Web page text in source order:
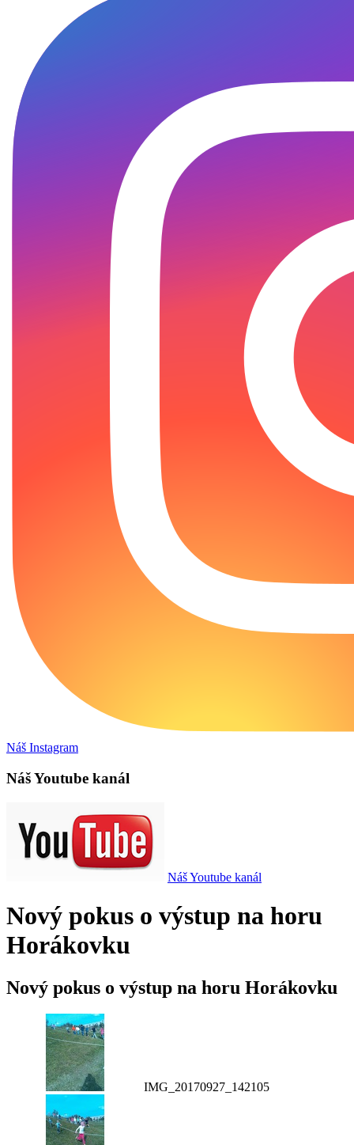
Náš Instagram
Náš Youtube kanál
Náš Youtube kanál
Nový pokus o výstup na horu
Horákovku
Nový pokus o výstup na horu Horákovku
IMG_20170927_142105